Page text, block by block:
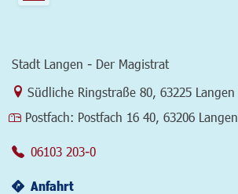
Stadt Langen - Der Magistrat
Link zur Google-Maps Navigation
Südliche Ringstraße 80, 63225 Langen
Postfach: Postfach 16 40, 63206 Langen
06103 203-0
Anfahrt